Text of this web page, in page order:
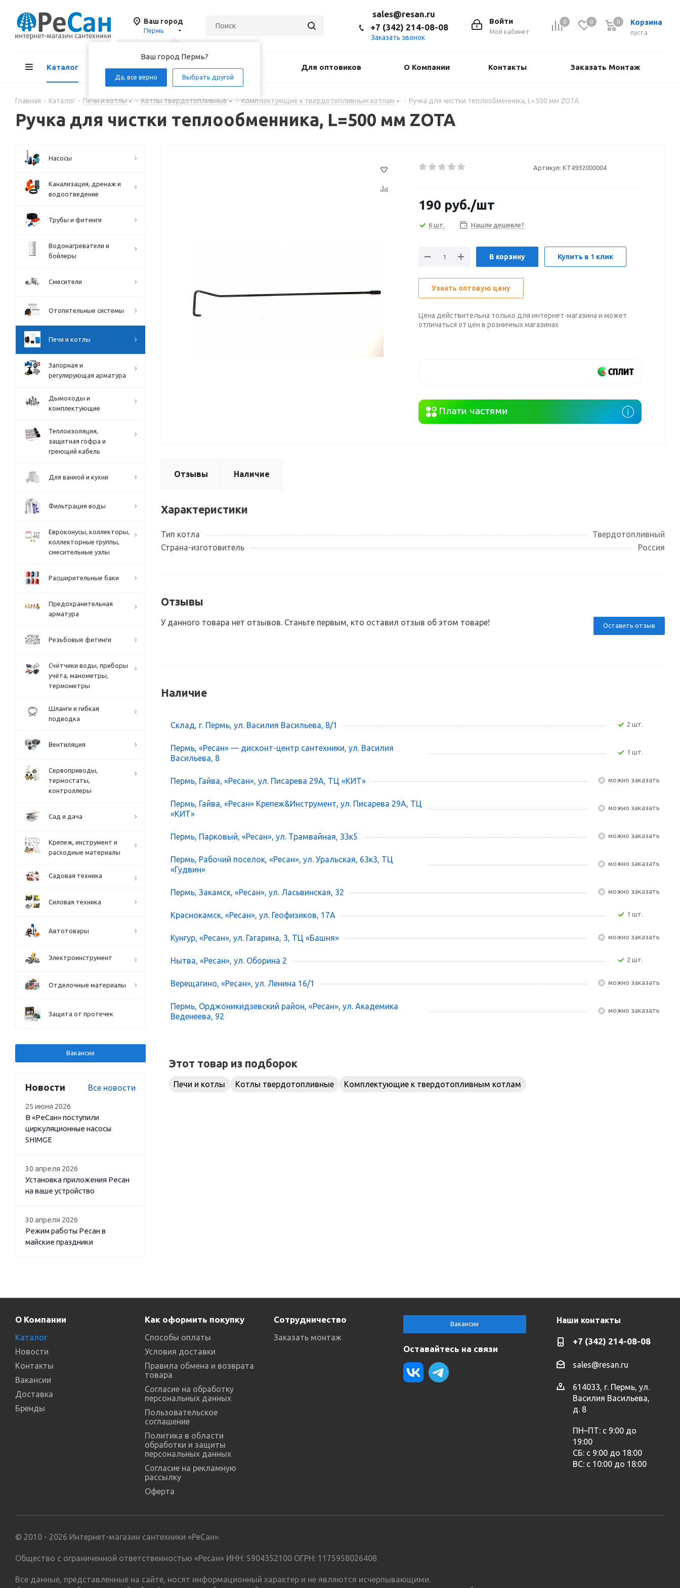
Ваш город
Пермь
Ваш город Пермь?
Да, все верно Выбрать другой
0 0 Корзина
пуста
0
Войти
Мой кабинет
sales@resan.ru
+7 (342) 214-08-08
Заказать звонок
Каталог Акции Доставка Для оптовиков О Компании Контакты Заказать Монтаж
Главная - Каталог - Печи и котлы - Котлы твердотопливные - Комплектующие к твердотопливным котлам - Ручка для чистки теплообменника, L=500 мм ZOTA
Ручка для чистки теплообменника, L=500 мм ZOTA
Артикул: КТ4932000004
190 руб./шт
6 шт. Нашли дешевле?
В корзину Купить в 1 клик
Узнать оптовую цену
Цена действительна только для интернет-магазина и может
отличаться от цен в розничных магазинах
Отзывы Наличие
Характеристики
Тип котла
Твердотопливный
Страна-изготовитель
Россия
Отзывы
Оставить отзыв
У данного товара нет отзывов. Станьте первым, кто оставил отзыв об этом товаре!
Наличие
Склад, г. Пермь, ул. Василия Васильева, 8/1 2 шт.
Пермь, «Ресан» — дисконт-центр сантехники, ул. Василия
Васильева, 8
1 шт.
Пермь, Гайва, «Ресан», ул. Писарева 29А, ТЦ «КИТ» Можно заказать
Пермь, Гайва, «Ресан» Крепеж&Инструмент, ул. Писарева 29А, ТЦ
«КИТ»
Можно заказать
Пермь, Парковый, «Ресан», ул. Трамвайная, 33к5 Можно заказать
Пермь, Рабочий поселок, «Ресан», ул. Уральская, 63к3, ТЦ
«Гудвин»
Можно заказать
Пермь, Закамск, «Ресан», ул. Ласьвинская, 32 Можно заказать
Краснокамск, «Ресан», ул. Геофизиков, 17А 1 шт.
Кунгур, «Ресан», ул. Гагарина, 3, ТЦ «Башня» Можно заказать
Нытва, «Ресан», ул. Оборина 2 2 шт.
Верещагино, «Ресан», ул. Ленина 16/1 Можно заказать
Пермь, Орджоникидзевский район, «Ресан», ул. Академика
Веденеева, 92
Можно заказать
Этот товар из подборок
Печи и котлы Котлы твердотопливные Комплектующие к твердотопливным котлам
Насосы
Канализация, дренаж и
водоотведение
Трубы и фитинги
Водонагреватели и
бойлеры
Смесители
Отопительные системы
Печи и котлы
Запорная и
регулирующая арматура
Дымоходы и
комплектующие
Теплоизоляция,
защитная гофра и
греющий кабель
Для ванной и кухни
Фильтрация воды
Евроконусы, коллекторы,
коллекторные группы,
смесительные узлы
Расширительные баки
Предохранительная
арматура
Резьбовые фитинги
Счётчики воды, приборы
учёта, манометры,
термометры
Шланги и гибкая
подводка
Вентиляция
Сервоприводы,
термостаты,
контроллеры
Сад и дача
Крепеж, инструмент и
расходные материалы
Садовая техника
Силовая техника
Автотовары
Электроинструмент
Отделочные материалы
Защита от протечек
Вакансии
Новости Все новости
25 июня 2026
В «РеСан» поступили
циркуляционные насосы
SHIMGE
30 апреля 2026
Установка приложения Ресан
на ваше устройство
30 апреля 2026
Режим работы Ресан в
майские праздники
О Компании
Каталог
Новости
Контакты
Вакансии
Доставка
Бренды
Как оформить покупку
Способы оплаты
Условия доставки
Правила обмена и возврата
товара
Согласие на обработку
персональных данных
Пользовательское
соглашение
Политика в области
обработки и защиты
персональных данных
Согласие на рекламную
рассылку
Оферта
Сотрудничество
Заказать монтаж
Вакансии
Оставайтесь на связи
Наши контакты
+7 (342) 214-08-08
sales@resan.ru
614033, г. Пермь, ул.
Василия Васильева,
д. 8
ПН–ПТ: с 9:00 до
19:00
СБ: с 9:00 до 18:00
ВС: с 10:00 до 18:00
© 2010 - 2026 Интернет-магазин сантехники «РеСан».
Общество с ограниченной ответственностью «Ресан» ИНН: 5904352100 ОГРН: 1175958026408
Все данные, представленные на сайте, носят информационный характер и не являются исчерпывающими.